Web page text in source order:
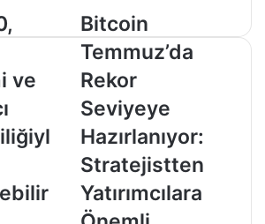
ve
Bitcoin
Temmuz’da
Rekor
Seviyeye
Hazırlanıyor:
Stratejistten
Yatırımcılara
Önemli
Sinyaller!
Bitcoin
Temmuz’da
Rekor
Seviyeye
Hazırlanıyor:
Stratejistten
Yatırımcılara